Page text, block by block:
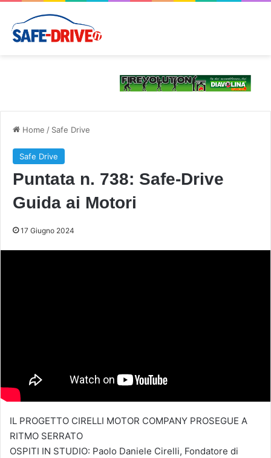
Home / Safe Drive
Safe Drive
Puntata n. 738: Safe-Drive
Guida ai Motori
17 Giugno 2024
IL PROGETTO CIRELLI MOTOR COMPANY PROSEGUE A
RITMO SERRATO
OSPITI IN STUDIO: Paolo Daniele Cirelli, Fondatore di